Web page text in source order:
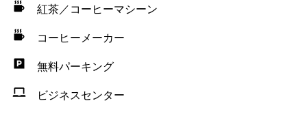
紅茶／コーヒーマシーン
コーヒーメーカー
無料パーキング
ビジネスセンター